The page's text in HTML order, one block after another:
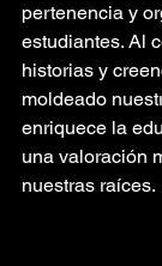
pertenencia y
estudiantes. Al
historias y
moldeado
enriquece la
una valoración
nuestras raíces.